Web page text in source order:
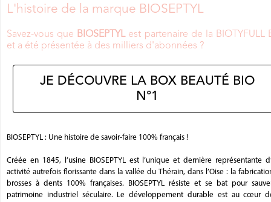
L'histoire de la marque BIOSEPTYL
Savez-vous que BIOSEPTYLest partenaire de la BIOTYFULL
et a été présentée à des milliers d'abonnées ?
JE DÉCOUVRE LA BOX BEAUTÉ BIO
N°1
BIOSEPTYL : Une histoire de savoir-faire 100% français !
Créée en 1845, l’usine BIOSEPTYL est l’unique et dernière représentante
activité autrefois florissante dans la vallée du Thérain, dans l’Oise : la
brosses à dents 100% françaises. BIOSEPTYL résiste et se bat pour
patrimoine industriel séculaire. Le développement durable est au cœur